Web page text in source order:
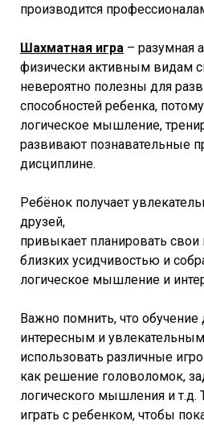
производится
Шахматная игра – разумная
физически активным видам
невероятно полезны для
способностей ребенка,
логическое мышление,
развивают познавательные
дисциплине.⠀⠀
Ребёнок получает
друзей,⠀⠀⠀
привыкает планировать свои
близких усидчивостью и
логическое мышление и
Важно помнить, что
интересным и
использовать различные
как решение головоломок,
логического мышления и т.д.
играть с ребенком, чтобы